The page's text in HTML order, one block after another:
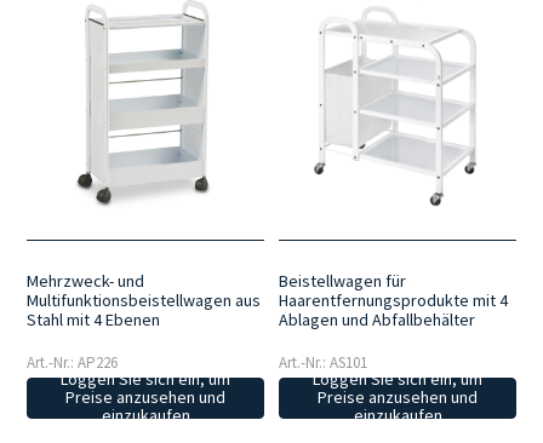
Mehrzweck- und
Multifunktionsbeistellwagen aus
Stahl mit 4 Ebenen
Art.-Nr.: AP226
Loggen Sie sich ein, um
Preise anzusehen und
einzukaufen
Beistellwagen für
Haarentfernungsprodukte mit 4
Ablagen und Abfallbehälter
Art.-Nr.: AS101
Loggen Sie sich ein, um
Preise anzusehen und
einzukaufen